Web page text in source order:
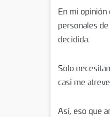
En mi
personales
decidida.
Solo
casi me
Así, eso que